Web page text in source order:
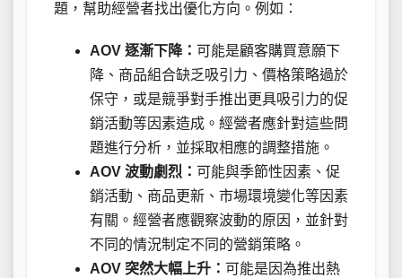
題，幫助經營者找出優化方向。例如：
AOV 逐漸下降： 可能是顧客購買意願下
降、商品組合缺乏吸引力、價格策略過於
保守，或是競爭對手推出更具吸引力的促
銷活動等因素造成。經營者應針對這些問
題進行分析，並採取相應的調整措施。
AOV 波動劇烈： 可能與季節性因素、促
銷活動、商品更新、市場環境變化等因素
有關。經營者應觀察波動的原因，並針對
不同的情況制定不同的營銷策略。
AOV 突然大幅上升： 可能是因為推出熱